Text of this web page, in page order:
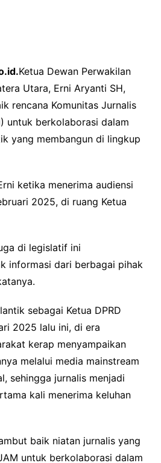
Ketua Dewan Perwakilan
Utara, Erni Aryanti SH,
rencana Komunitas Jurnalis
untuk berkolaborasi dalam
yang membangun di lingkup
ketika menerima audiensi
2025, di ruang Ketua
di legislatif ini
informasi dari berbagai pihak
sebagai Ketua DPRD
2025 lalu ini, di era
kerap menyampaikan
melalui media mainstream
sehingga jurnalis menjadi
kali menerima keluhan
baik niatan jurnalis yang
untuk berkolaborasi dalam